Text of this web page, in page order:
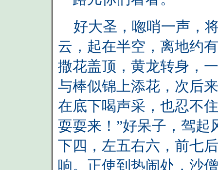
好大圣，唿哨一声，
云，起在半空，离地约
撒花盖顶，黄龙转身，
与棒似锦上添花，次后
在底下喝声采，也忍不
耍耍来！”好呆子，驾起
下四，左五右六，前七
响。正使到热闹处，沙